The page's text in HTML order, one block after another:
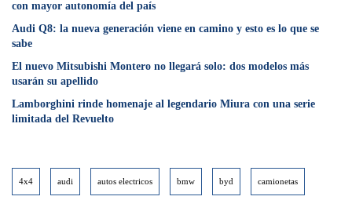
con mayor autonomía del país
Audi Q8: la nueva generación viene en camino y esto es lo que se
sabe
⁠El nuevo Mitsubishi Montero no llegará solo: dos modelos más
usarán su apellido
Lamborghini rinde homenaje al legendario Miura con una serie
limitada del Revuelto
4x4 audi autos electricos bmw byd camionetas